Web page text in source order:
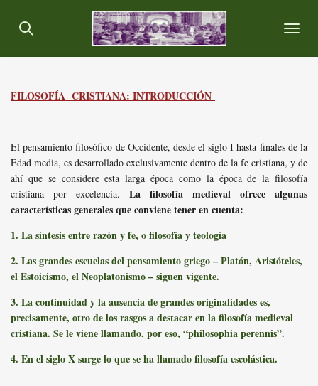
FILOSOFÍA CRISTIANA: INTRODUCCIÓN
El pensamiento filosófico de Occidente, desde el siglo I hasta finales de la
Edad media, es desarrollado exclusivamente dentro de la fe cristiana, y de
ahí que se considere esta larga época como la época de la filosofía
cristiana por excelencia. La filosofía medieval ofrece algunas
características generales que conviene tener en cuenta:
1. La síntesis entre razón y fe, o filosofía y teología
2. Las grandes escuelas del pensamiento griego – Platón, Aristóteles,
el Estoicismo, el Neoplatonismo – siguen vigente.
3. La continuidad y la ausencia de grandes originalidades es,
precisamente, otro de los rasgos a destacar en la filosofía medieval
cristiana. Se le viene llamando, por eso, “philosophia perennis”.
4. En el siglo X surge lo que se ha llamado filosofía escolástica.